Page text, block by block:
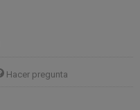
Hacer pregunta